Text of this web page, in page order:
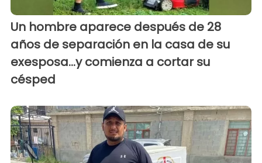
Un hombre aparece después de 28
años de separación en la casa de su
exesposa...y comienza a cortar su
césped